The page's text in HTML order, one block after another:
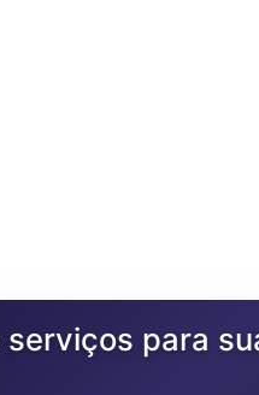
para